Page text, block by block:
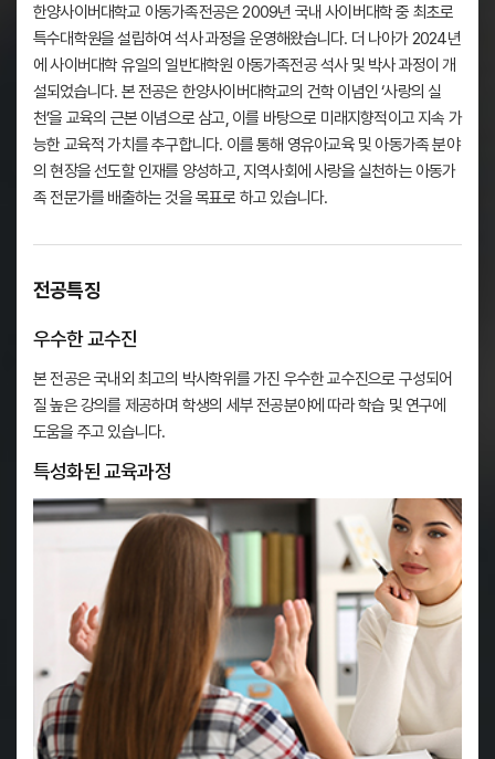
한양사이버대학교 아동가족전공은 2009년 국내 사이버대학 중 최초로
특수대학원을 설립하여 석사 과정을 운영해왔습니다. 더 나아가 2024년
에 사이버대학 유일의 일반대학원 아동가족전공 석사 및 박사 과정이 개
설되었습니다. 본 전공은 한양사이버대학교의 건학 이념인 ‘사랑의 실
천’을 교육의 근본 이념으로 삼고, 이를 바탕으로 미래지향적이고 지속 가
능한 교육적 가치를 추구합니다. 이를 통해 영유아교육 및 아동가족 분야
의 현장을 선도할 인재를 양성하고, 지역사회에 사랑을 실천하는 아동가
족 전문가를 배출하는 것을 목표로 하고 있습니다.
전공특징
우수한 교수진
본 전공은 국내외 최고의 박사학위를 가진 우수한 교수진으로 구성되어
질 높은 강의를 제공하며 학생의 세부 전공분야에 따라 학습 및 연구에
도움을 주고 있습니다.
특성화된 교육과정